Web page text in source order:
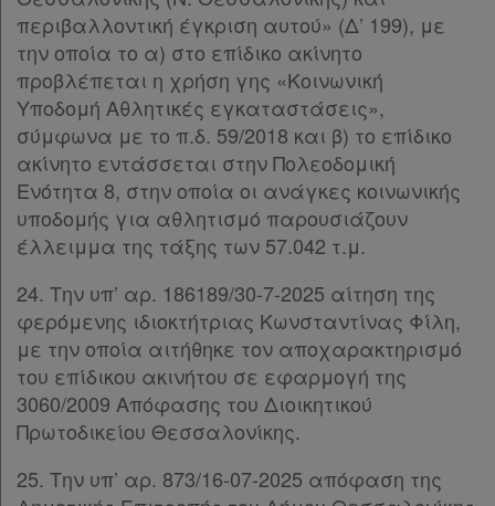
περιβαλλοντική έγκριση αυτού» (Δ’ 199), με
την οποία το α) στο επίδικο ακίνητο
προβλέπεται η χρήση γης «Κοινωνική
Υποδομή Αθλητικές εγκαταστάσεις»,
σύμφωνα με το π.δ. 59/2018 και β) το επίδικο
ακίνητο εντάσσεται στην Πολεοδομική
Ενότητα 8, στην οποία οι ανάγκες κοινωνικής
υποδομής για αθλητισμό παρουσιάζουν
έλλειμμα της τάξης των 57.042 τ.μ.
24. Την υπ’ αρ. 186189/30-7-2025 αίτηση της
φερόμενης ιδιοκτήτριας Κωνσταντίνας Φίλη,
με την οποία αιτήθηκε τον αποχαρακτηρισμό
του επίδικου ακινήτου σε εφαρμογή της
3060/2009 Απόφασης του Διοικητικού
Πρωτοδικείου Θεσσαλονίκης.
25. Την υπ’ αρ. 873/16-07-2025 απόφαση της